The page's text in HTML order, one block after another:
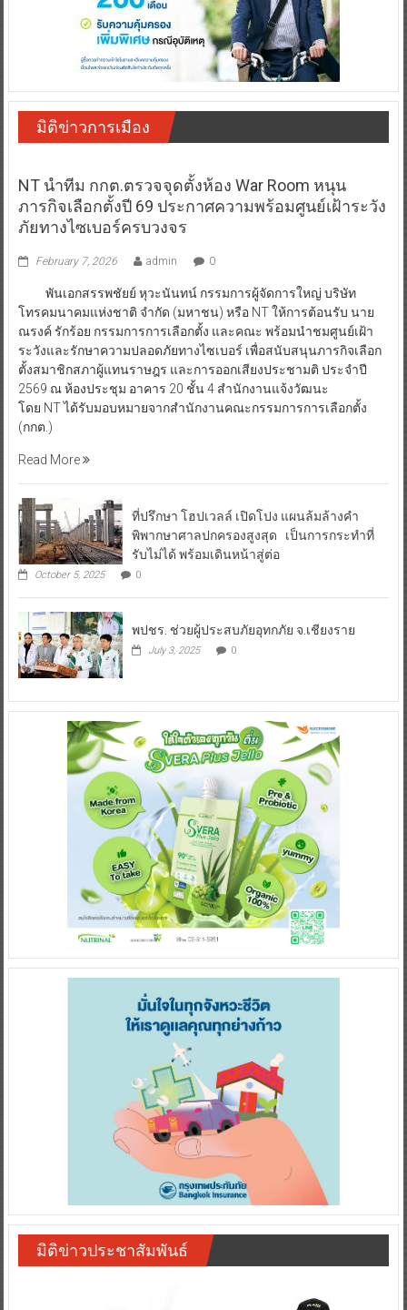
มิติข่าวการเมือง
NT นำทีม กกต.ตรวจจุดตั้งห้อง War Room หนุน
ภารกิจเลือกตั้งปี 69 ประกาศความพร้อมศูนย์เฝ้าระวัง
ภัยทางไซเบอร์ครบวงจร
February 7, 2026 admin 0
พันเอกสรรพชัยย์ หุวะนันทน์ กรรมการผู้จัดการใหญ่ บริษัท
โทรคมนาคมแห่งชาติ จำกัด (มหาชน) หรือ NT ให้การต้อนรับ นาย
ณรงค์ รักร้อย กรรมการการเลือกตั้ง และคณะ พร้อมนำชมศูนย์เฝ้า
ระวังและรักษาความปลอดภัยทางไซเบอร์ เพื่อสนับสนุนภารกิจเลือก
ตั้งสมาชิกสภาผู้แทนราษฎร และการออกเสียงประชามติ ประจำปี
2569 ณ ห้องประชุม อาคาร 20 ชั้น 4 สำนักงานแจ้งวัฒนะ
โดย NT ได้รับมอบหมายจากสำนักงานคณะกรรมการการเลือกตั้ง
(กกต.)
Read More
ที่ปรึกษา โฮปเวลล์ เปิดโปง แผนล้มล้างคำ
พิพากษาศาลปกครองสูงสุด เป็นการกระทำที่
รับไม่ได้ พร้อมเดินหน้าสู่ต่อ
October 5, 2025 0
พปชร. ช่วยผู้ประสบภัยอุทกภัย จ.เชียงราย
July 3, 2025 0
มิติข่าวประชาสัมพันธ์